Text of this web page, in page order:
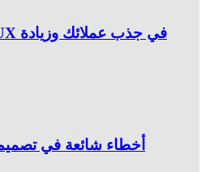
7 أخطاء شائعة في